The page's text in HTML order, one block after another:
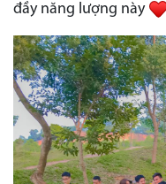
đầy năng lượng này